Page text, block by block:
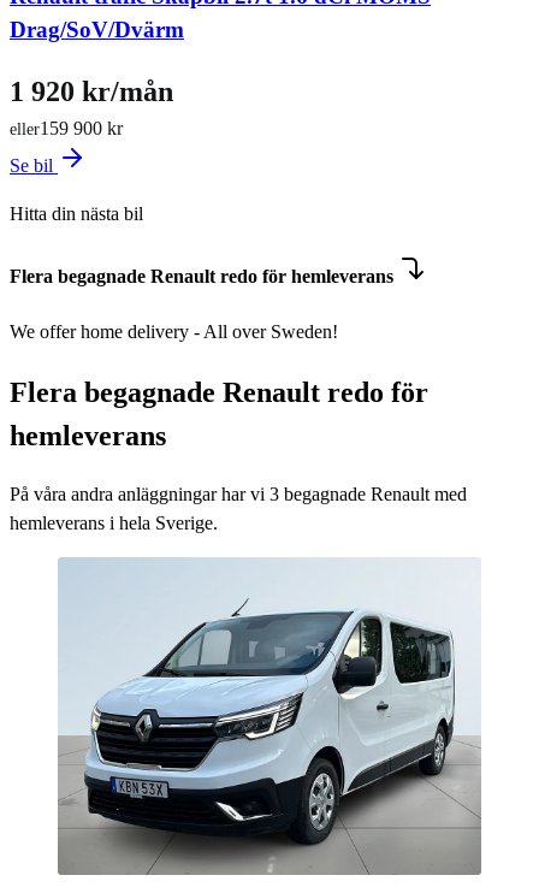
Drag/SoV/Dvärm
159 900 kr
eller
1 920 kr/mån
Se bil
Hitta din nästa bil
Flera begagnade Renault redo för hemleverans
We offer home delivery - All over Sweden!
Flera begagnade Renault redo för
hemleverans
På våra andra anläggningar har vi 3 begagnade Renault med
hemleverans i hela Sverige.